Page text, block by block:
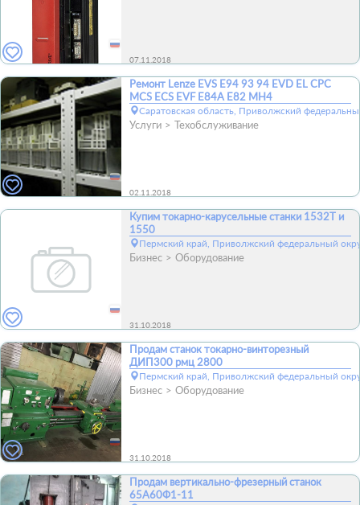
07.11.2018
Ремонт Lenze EVS E94 93 94 EVD EL CPC
MCS ECS EVF E84A E82 MH4
Саратовская область, Приволжский
Услуги Техобслуживание
02.11.2018
Купим токарно-карусельные станки 1532Т и
1550
Пермский край, Приволжский федеральный
Бизнес Оборудование
31.10.2018
Продам станок токарно-винторезный
ДИП300 рмц 2800
Пермский край, Приволжский федеральный
Бизнес Оборудование
31.10.2018
Продам вертикально-фрезерный станок
65А60Ф1-11